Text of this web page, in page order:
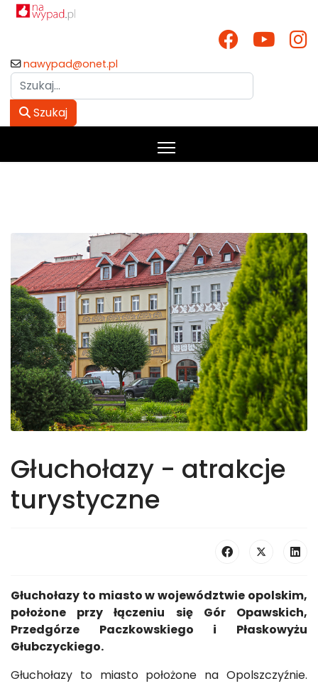
nawypad@onet.pl
Szukaj
Szukaj
Głuchołazy - atrakcje
turystyczne
Głuchołazy to miasto w województwie opolskim,
położone przy łączeniu się Gór Opawskich,
Przedgórze Paczkowskiego i Płaskowyżu
Głubczyckiego.
Głuchołazy to miasto położone na Opolszczyźnie.